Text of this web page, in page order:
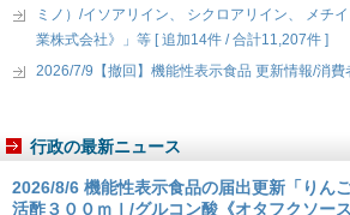
ミノ）/イソアリイン、 シクロアリイン、 メチ
業株式会社》」等 [ 追加14件 / 合計11,207件 ]
2026/7/9【撤回】機能性表示食品 更新情報/消費
行政の最新ニュース
2026/8/6 機能性表示食品の届出更新「りん
活酢３００ｍｌ/グルコン酸《オタフクソー